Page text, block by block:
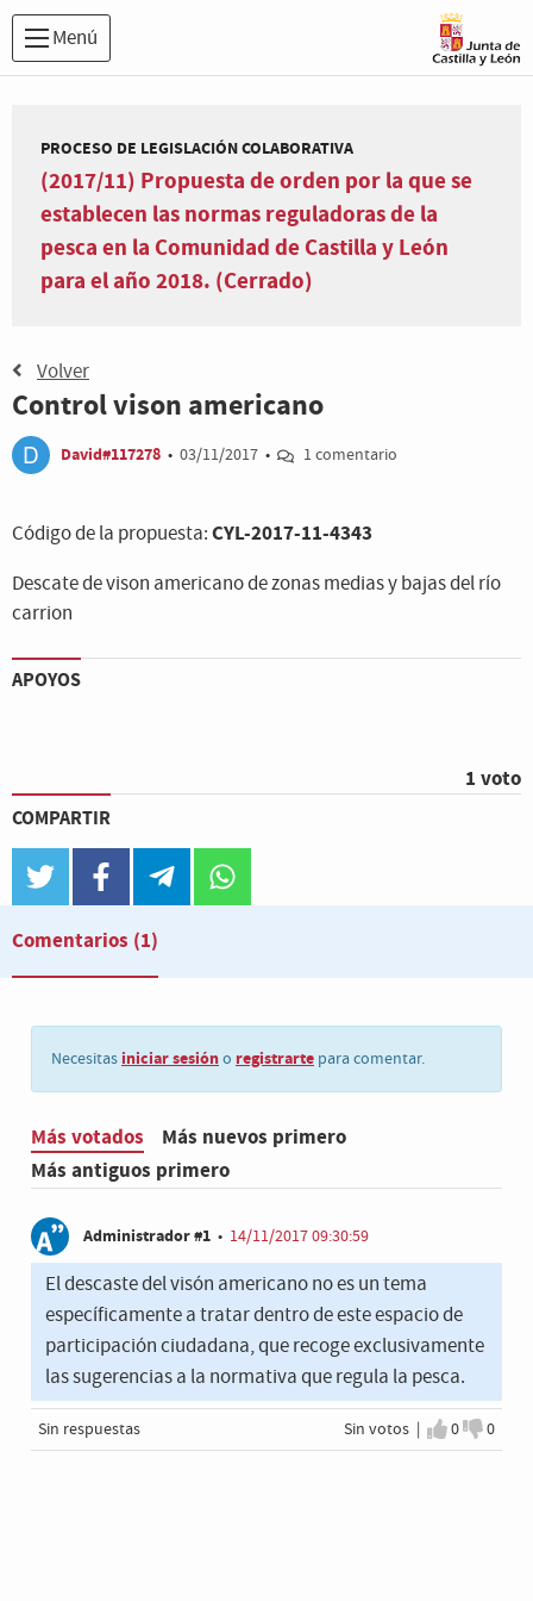
Menú
PROCESO DE LEGISLACIÓN COLABORATIVA
(2017/11) Propuesta de orden por la que se
establecen las normas reguladoras de la
pesca en la Comunidad de Castilla y León
para el año 2018. (Cerrado)
Volver
Control vison americano
David#117278 • 03/11/2017 • 1 comentario
Código de la propuesta:CYL-2017-11-4343
Descate de vison americano de zonas medias y bajas del río
carrion
APOYOS
1 voto
COMPARTIR
twitter facebook telegram
Comentarios (1)
Necesitas iniciar sesióno registrarte para comentar.
Más votados
Más nuevos primero
Más antiguos primero
Administrador #1 • 14/11/2017 09:30:59
El descaste del visón americano no es un tema
específicamente a tratar dentro de este espacio de
participación ciudadana, que recoge exclusivamente
las sugerencias a la normativa que regula la pesca.
Sin votos |
Estoy de
0
No
0
Sin respuestas